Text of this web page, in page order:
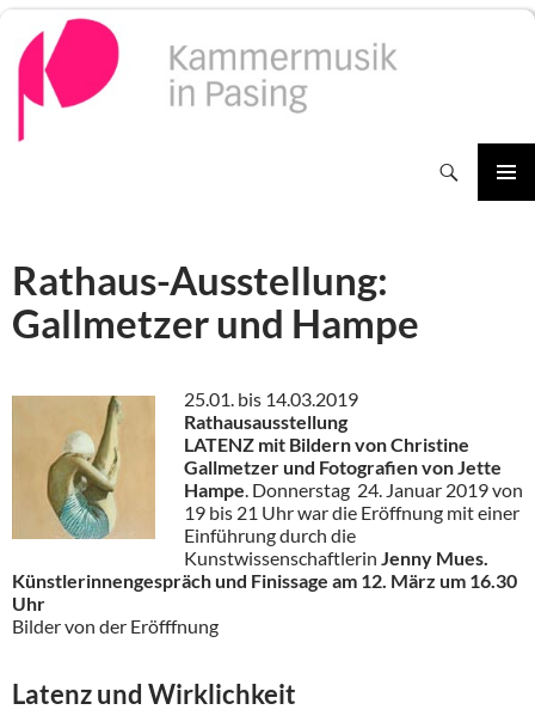
Inhalt
springen
Rathaus-Ausstellung:
Gallmetzer und Hampe
25.01. bis 14.03.2019
Rathausausstellung
LATENZ mit Bildern von Christine
Gallmetzer und Fotografien von Jette
Hampe. Donnerstag 24. Januar 2019 von
19 bis 21 Uhr war die Eröffnung mit einer
Einführung durch die
Kunstwissenschaftlerin Jenny Mues.
Künstlerinnengespräch und Finissage am 12. März um 16.30
Uhr
Bilder von der Eröfffnung
Latenz und Wirklichkeit